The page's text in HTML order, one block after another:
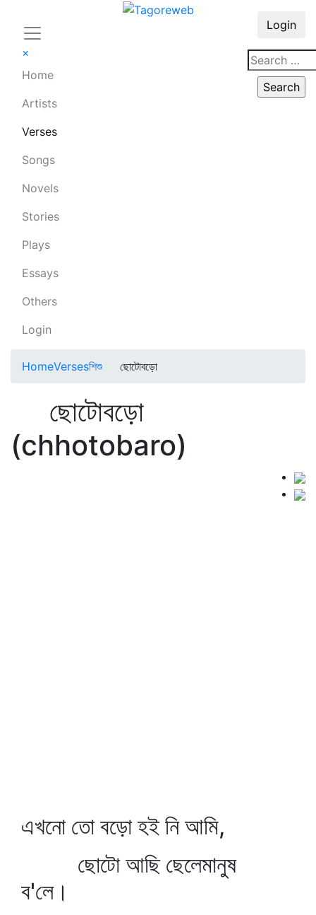
×
Home
Artists
Verses
Songs
Novels
Stories
Plays
Essays
Others
Login
Login
HomeVersesশিশু ছোটোবড়ো
ছোটোবড়ো
(chhotobaro)
এখনো তো বড়ো হই নি আমি,
ছোটো আছি ছেলেমানুষ
ব'লে।